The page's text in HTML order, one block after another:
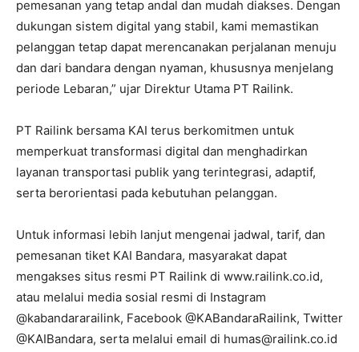
pemesanan yang tetap andal dan mudah diakses. Dengan
dukungan sistem digital yang stabil, kami memastikan
pelanggan tetap dapat merencanakan perjalanan menuju
dan dari bandara dengan nyaman, khususnya menjelang
periode Lebaran,” ujar Direktur Utama PT Railink.
PT Railink bersama KAI terus berkomitmen untuk
memperkuat transformasi digital dan menghadirkan
layanan transportasi publik yang terintegrasi, adaptif,
serta berorientasi pada kebutuhan pelanggan.
Untuk informasi lebih lanjut mengenai jadwal, tarif, dan
pemesanan tiket KAI Bandara, masyarakat dapat
mengakses situs resmi PT Railink di www.railink.co.id,
atau melalui media sosial resmi di Instagram
@kabandararailink, Facebook @KABandaraRailink, Twitter
@KAIBandara, serta melalui email di humas@railink.co.id